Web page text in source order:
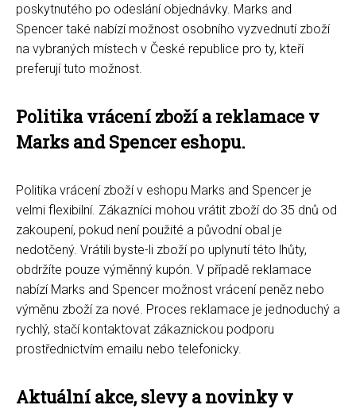
poskytnutého po odeslání objednávky. Marks and
Spencer také nabízí možnost osobního vyzvednutí zboží
na vybraných místech v České republice pro ty, kteří
preferují tuto možnost.
Politika vrácení zboží a reklamace v
Marks and Spencer eshopu.
Politika vrácení zboží v eshopu Marks and Spencer je
velmi flexibilní. Zákazníci mohou vrátit zboží do 35 dnů od
zakoupení, pokud není použité a původní obal je
nedotčený. Vrátili byste-li zboží po uplynutí této lhůty,
obdržíte pouze výměnný kupón. V případě reklamace
nabízí Marks and Spencer možnost vrácení peněz nebo
výměnu zboží za nové. Proces reklamace je jednoduchý a
rychlý, stačí kontaktovat zákaznickou podporu
prostřednictvím emailu nebo telefonicky.
Aktuální akce, slevy a novinky v